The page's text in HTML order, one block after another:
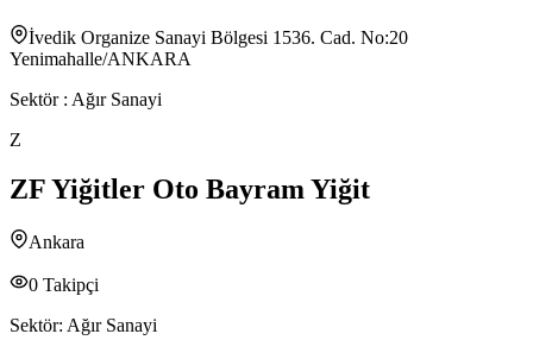
İvedik Organize Sanayi Bölgesi 1536. Cad. No:20
Yenimahalle/ANKARA
Sektör : Ağır Sanayi
Z
ZF Yiğitler Oto Bayram Yiğit
Ankara
0 Takipçi
Sektör: Ağır Sanayi